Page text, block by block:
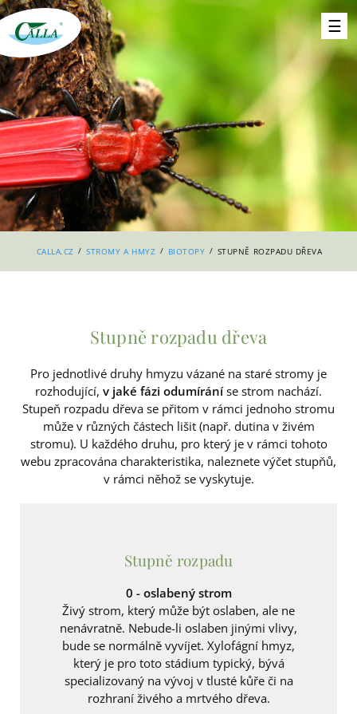
CALLA.CZ / STROMY A HMYZ / BIOTOPY / STUPNĚ ROZPADU DŘEVA
Stupně rozpadu dřeva
Pro jednotlivé druhy hmyzu vázané na staré stromy je
rozhodující, v jaké fázi odumíráníse strom nachází.
Stupeň rozpadu dřeva se přitom v rámci jednoho stromu
může v různých částech lišit (např. dutina v živém
stromu). U každého druhu, pro který je v rámci tohoto
webu zpracována charakteristika, naleznete výčet stupňů,
v rámci něhož se vyskytuje.
Stupně rozpadu
0 - oslabený strom
Živý strom, který může být oslaben, ale ne
nenávratně. Nebude-li oslaben jinými vlivy,
bude se normálně vyvíjet. Xylofágní hmyz,
který je pro toto stádium typický, bývá
specializovaný na vývoj v tlusté kůře či na
rozhraní živého a mrtvého dřeva.